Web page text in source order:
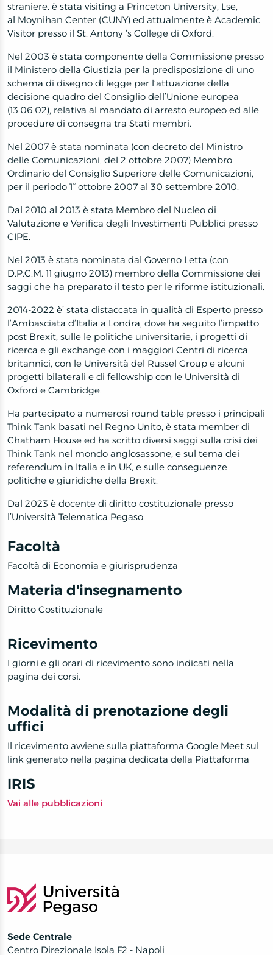
straniere. è stata visiting a Princeton University, Lse,
al Moynihan Center (CUNY) ed attualmente è Academic
Visitor presso il St. Antony ‘s College di Oxford.
Nel 2003 è stata componente della Commissione presso
il Ministero della Giustizia per la predisposizione di uno
schema di disegno di legge per l’attuazione della
decisione quadro del Consiglio dell’Unione europea
(13.06.02), relativa al mandato di arresto europeo ed alle
procedure di consegna tra Stati membri.
Nel 2007 è stata nominata (con decreto del Ministro
delle Comunicazioni, del 2 ottobre 2007) Membro
Ordinario del Consiglio Superiore delle Comunicazioni,
per il periodo 1° ottobre 2007 al 30 settembre 2010.
Dal 2010 al 2013 è stata Membro del Nucleo di
Valutazione e Verifica degli Investimenti Pubblici presso
CIPE.
Nel 2013 è stata nominata dal Governo Letta (con
D.P.C.M. 11 giugno 2013) membro della Commissione dei
saggi che ha preparato il testo per le riforme istituzionali.
2014-2022 è’ stata distaccata in qualità di Esperto presso
l’Ambasciata d’Italia a Londra, dove ha seguito l’impatto
post Brexit, sulle le politiche universitarie, i progetti di
ricerca e gli exchange con i maggiori Centri di ricerca
britannici, con le Università del Russel Group e alcuni
progetti bilaterali e di fellowship con le Università di
Oxford e Cambridge.
Ha partecipato a numerosi round table presso i principali
Think Tank basati nel Regno Unito, è stata member di
Chatham House ed ha scritto diversi saggi sulla crisi dei
Think Tank nel mondo anglosassone, e sul tema dei
referendum in Italia e in UK, e sulle conseguenze
politiche e giuridiche della Brexit.
Dal 2023 è docente di diritto costituzionale presso
l’Università Telematica Pegaso.
Facoltà
Facoltà di Economia e giurisprudenza
Materia d'insegnamento
Diritto Costituzionale
Ricevimento
I giorni e gli orari di ricevimento sono indicati nella
pagina dei corsi.
Modalità di prenotazione degli
uffici
Il ricevimento avviene sulla piattaforma Google Meet sul
link generato nella pagina dedicata della Piattaforma
IRIS
Vai alle pubblicazioni
Sede Centrale
Centro Direzionale Isola F2 - Napoli